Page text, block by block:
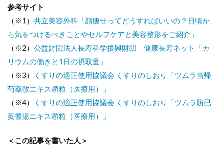
参考サイト
（※1） 共立美容外科「顔痩せってどうすればいいの？日頃か
ら気をつけるべきことやセルフケアと美容整形をご紹介」
（※2） 公益財団法人長寿科学振興財団 健康長寿ネット「カ
リウムの働きと1日の摂取量」
（※3）
くすりの適正使用協議会 くすりのしおり「ツムラ当帰
芍薬散エキス顆粒（医療用）」
（※4）
くすりの適正使用協議会 くすりのしおり「ツムラ防已
黄耆湯エキス顆粒（医療用）」
＜この記事を書いた人＞